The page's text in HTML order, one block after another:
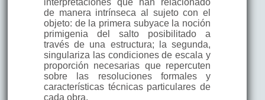
de manera intrínseca al sujeto con el
objeto: de la primera subyace la noción
primigenia del salto posibilitado a
través de una estructura; la segunda,
singulariza las condiciones de escala y
proporción necesarias que repercuten
sobre las resoluciones formales y
características técnicas particulares de
cada obra.